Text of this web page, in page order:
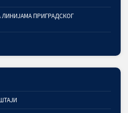
ЛИНИЈАМА ПРИГРАДСКОГ